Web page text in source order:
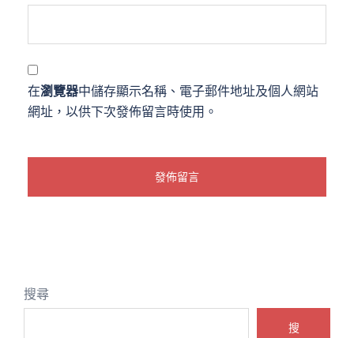
在瀏覽器中儲存顯示名稱、電子郵件地址及個人網站
網址，以供下次發佈留言時使用。
搜尋
搜